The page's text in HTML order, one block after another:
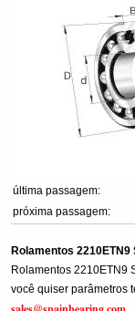
última passagem:
próxima passagem:
Rolamentos 2210ETN9
Rolamentos 2210ETN9
você quiser parâmetros